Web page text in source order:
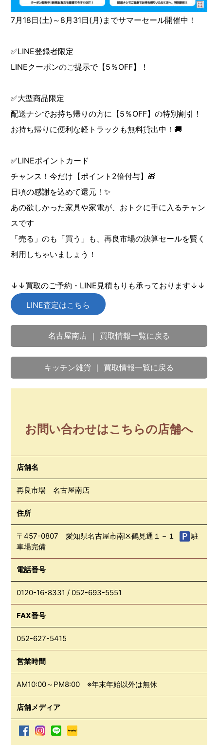
7月18日(土)～8月31日(月)までサマーセール開催中！
✅LINE登録者限定
LINEクーポンのご提示で【5％OFF】！
✅大型商品限定
配送ナシでお持ち帰りの方に【5％OFF】の特別割引！
お持ち帰りに便利な軽トラックも無料貸出中！🚚
✅LINEポイントカード
チャンス！今だけ【ポイント2倍付与】🎁
日頃の感謝を込めて還元！✨
あの欲しかった家具や家電が、おトクに手に入るチャン
スです
「売る」のも「買う」も、再良市場の決算セールを賢く
利用しちゃいましょう！
↓↓買取のご予約・LINE見積もりも承っております↓↓
LINE査定はこちら
名古屋南店 ｜ 買取情報一覧に戻る
キッチン雑貨 ｜ 買取情報一覧に戻る
お問い合わせはこちらの店舗へ
店舗名
再良市場 名古屋南店
住所
〒457-0807 愛知県名古屋市南区鶴見通１－１
駐
車場完備
電話番号
0120-16-8331 / 052-693-5551
FAX番号
052-627-5415
営業時間
AM10:00～PM8:00 ※年末年始以外は無休
店舗メディア